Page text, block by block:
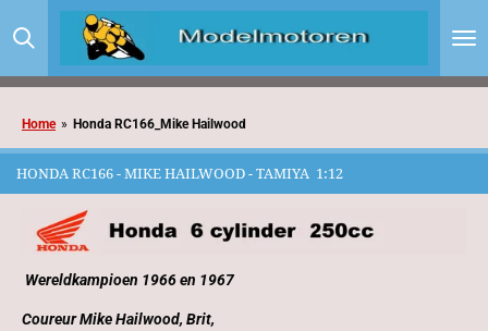
direct
de
Home » Honda RC166_Mike Hailwood
HONDA RC166 - MIKE HAILWOOD - TAMIYA 1:12
Wereldkampioen 1966 en 1967
Coureur Mike Hailwood, Brit,